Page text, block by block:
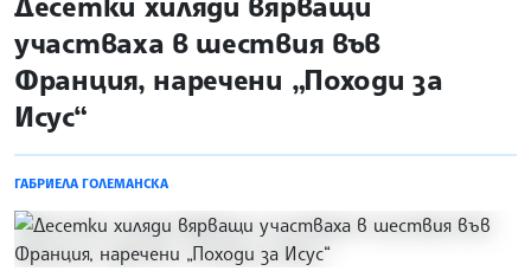
участваха в шествия във
Франция, наречени „Походи за
Исус“
ГАБРИЕЛА ГОЛЕМАНСКА